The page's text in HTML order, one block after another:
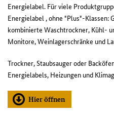
Energielabel. Für viele
Energielabel , ohne "Plus"-Klassen:
kombinierte Waschtrockner, Kühl-
Monitore, Weinlagerschränke und
Trockner, Staubsauger oder
Energielabels, Heizungen und
Hier öffnen